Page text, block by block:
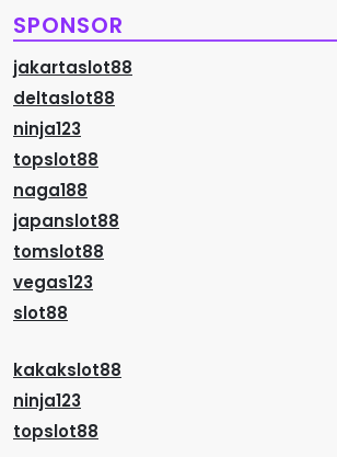
SPONSOR
jakartaslot88
deltaslot88
ninja123
topslot88
naga188
japanslot88
tomslot88
vegas123
slot88
kakakslot88
ninja123
topslot88